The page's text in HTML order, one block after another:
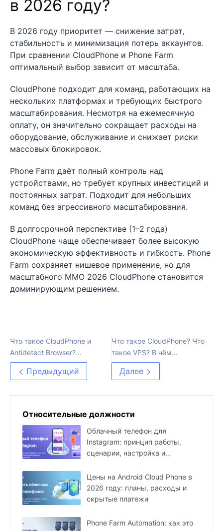
в 2026 году?
В 2026 году приоритет — снижение затрат,
стабильность и минимизация потерь аккаунтов.
При сравнении CloudPhone и Phone Farm
оптимальный выбор зависит от масштаба.
CloudPhone подходит для команд, работающих на
нескольких платформах и требующих быстрого
масштабирования. Несмотря на ежемесячную
оплату, он значительно сокращает расходы на
оборудование, обслуживание и снижает риски
массовых блокировок.
Phone Farm даёт полный контроль над
устройствами, но требует крупных инвестиций и
постоянных затрат. Подходит для небольших
команд без агрессивного масштабирования.
В долгосрочной перспективе (1–2 года)
CloudPhone чаще обеспечивает более высокую
экономическую эффективность и гибкость. Phone
Farm сохраняет нишевое применение, но для
масштабного MMO 2026 CloudPhone становится
доминирующим решением.
Что такое CloudPhone и
Antidetect Browser?
Почему MMO-
специалисты часто их
Предыдущий
Что такое CloudPhone? Что
такое VPS? В чём
разница?
Далее
Относительные должности
Облачный телефон для
Instagram: принцип работы,
сценарии, настройка и
Цены на Android Cloud Phone в
2026 году: планы, расходы и
скрытые платежи
Phone Farm Automation: как это